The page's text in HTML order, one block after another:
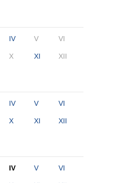
IV V VI
X XI XII
IV V VI
X XI XII
IV V VI